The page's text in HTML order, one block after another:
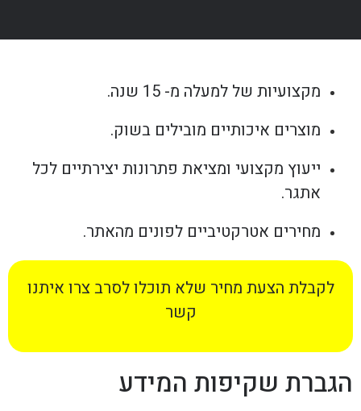
מקצועיות של למעלה מ- 15 שנה.
מוצרים איכותיים מובילים בשוק.
ייעוץ מקצועי ומציאת פתרונות יצירתיים לכל
אתגר.
מחירים אטרקטיביים לפונים מהאתר.
לקבלת הצעת מחיר שלא תוכלו לסרב צרו איתנו
קשר
הגברת שקיפות המידע